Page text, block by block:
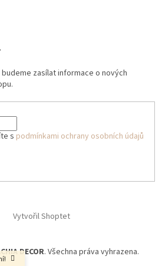
zasílat informace o nových
s podmínkami ochrany osobních údajů
Vytvořil Shoptet
DECOR. Všechna práva vyhrazena.